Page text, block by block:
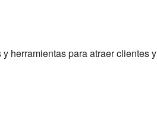
herramientas para atraer clientes y